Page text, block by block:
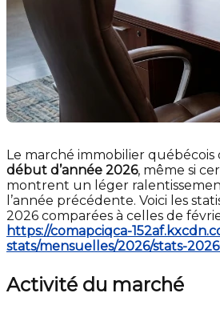
Le marché immobilier
début d’année 2026, même si
montrent un léger
l’année précédente. Voici les
2026 comparées à celles de
https://comapciqca-
stats/mensuelles/2026/stats-
Activité du marché